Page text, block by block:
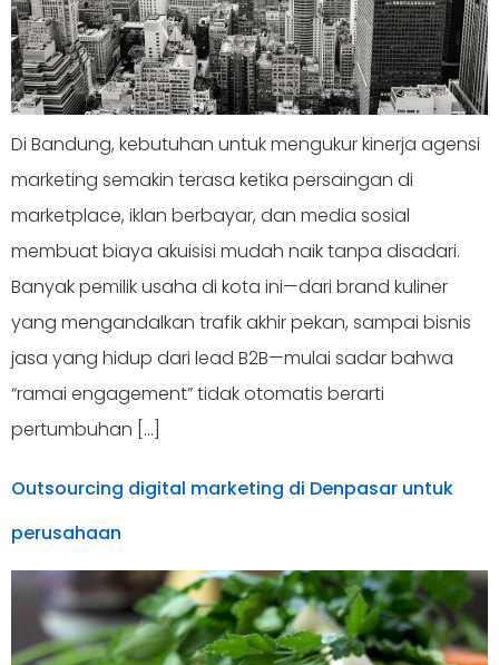
Di Bandung, kebutuhan untuk mengukur kinerja agensi
marketing semakin terasa ketika persaingan di
marketplace, iklan berbayar, dan media sosial
membuat biaya akuisisi mudah naik tanpa disadari.
Banyak pemilik usaha di kota ini—dari brand kuliner
yang mengandalkan trafik akhir pekan, sampai bisnis
jasa yang hidup dari lead B2B—mulai sadar bahwa
“ramai engagement” tidak otomatis berarti
pertumbuhan […]
Outsourcing digital marketing di Denpasar untuk
perusahaan